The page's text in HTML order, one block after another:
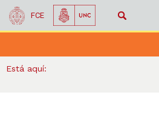
FCE
Está aquí: